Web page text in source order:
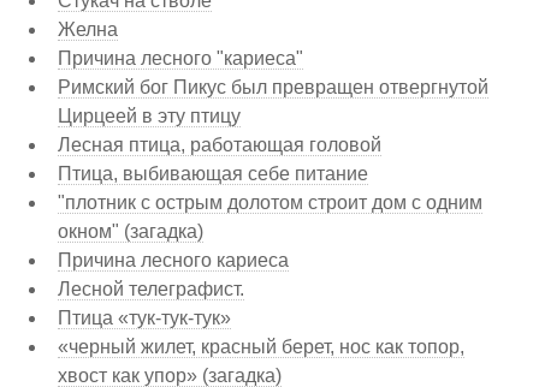
Желна
Причина лесного "кариеса"
Римский бог Пикус был превращен отвергнутой
Цирцеей в эту птицу
Лесная птица, работающая головой
Птица, выбивающая себе питание
"плотник с острым долотом строит дом с одним
окном" (загадка)
Причина лесного кариеса
Лесной телеграфист.
Птица «тук-тук-тук»
«черный жилет, красный берет, нос как топор,
хвост как упор» (загадка)